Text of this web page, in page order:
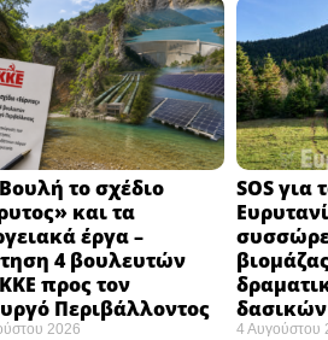
το σχέδιο
και τα
έργα –
4 βουλευτών
προς τον
Περιβάλλοντος
2026
SOS για
4 Αυγούστου